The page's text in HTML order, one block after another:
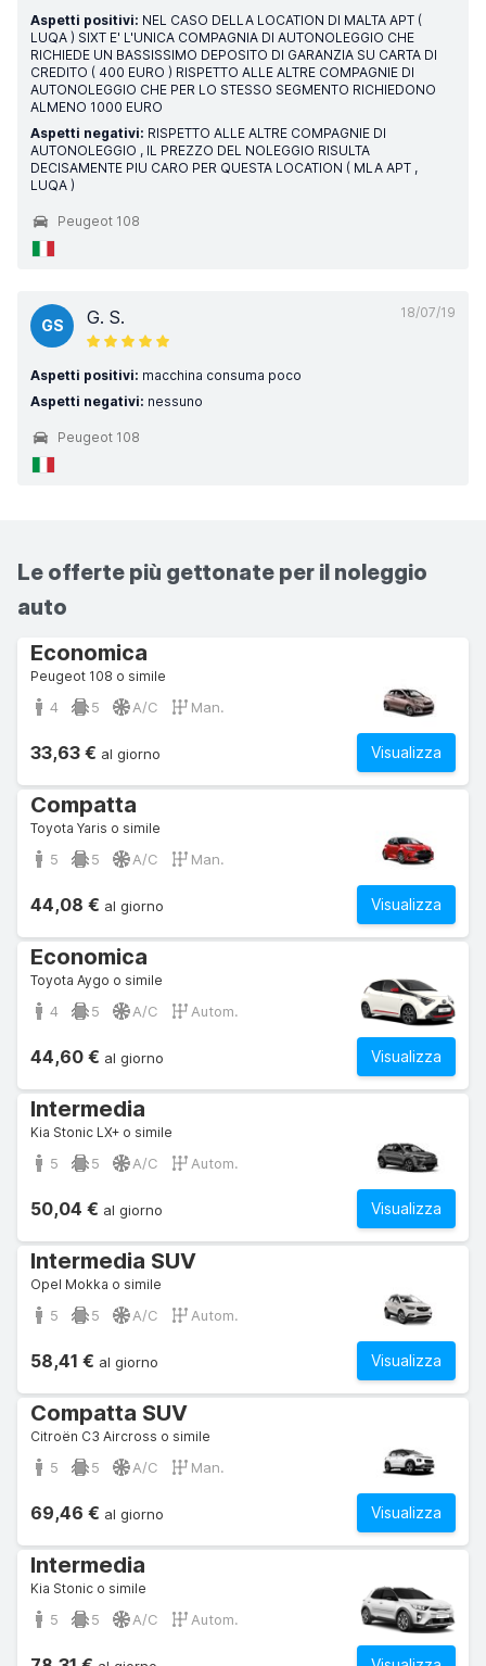
Aspetti positivi: NEL CASO DELLA LOCATION DI MALTA APT (
LUQA ) SIXT E' L'UNICA COMPAGNIA DI AUTONOLEGGIO CHE
RICHIEDE UN BASSISSIMO DEPOSITO DI GARANZIA SU CARTA DI
CREDITO ( 400 EURO ) RISPETTO ALLE ALTRE COMPAGNIE DI
AUTONOLEGGIO CHE PER LO STESSO SEGMENTO RICHIEDONO
ALMENO 1000 EURO
Aspetti negativi: RISPETTO ALLE ALTRE COMPAGNIE DI
AUTONOLEGGIO , IL PREZZO DEL NOLEGGIO RISULTA
DECISAMENTE PIU CARO PER QUESTA LOCATION ( MLA APT ,
LUQA )
Peugeot 108
18/07/19
GS G. S.
Aspetti positivi: macchina consuma poco
Aspetti negativi: nessuno
Peugeot 108
Le offerte più gettonate per il noleggio
auto
Economica
Peugeot 108 o simile
4 5 A/C Man.
Visualizza
33,63 € al giorno
Compatta
Toyota Yaris o simile
5 5 A/C Man.
Visualizza
44,08 € al giorno
Economica
Toyota Aygo o simile
4 5 A/C Autom.
Visualizza
44,60 € al giorno
Intermedia
Kia Stonic LX+ o simile
5 5 A/C Autom.
Visualizza
50,04 € al giorno
Intermedia SUV
Opel Mokka o simile
5 5 A/C Autom.
Visualizza
58,41 € al giorno
Compatta SUV
Citroën C3 Aircross o simile
5 5 A/C Man.
Visualizza
69,46 € al giorno
Intermedia
Kia Stonic o simile
5 5 A/C Autom.